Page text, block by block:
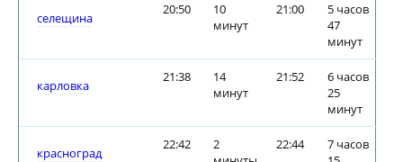
селещина
20:50
10
минут
21:00
5 часов
47
минут
карловка
21:38
14
минут
21:52
6 часов
25
минут
красноград
22:42
2
22:44
7 часов